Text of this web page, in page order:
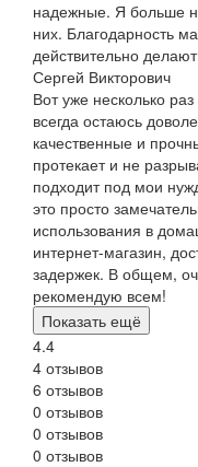
надежные. Я больше
них. Благодарность
действительно
Сергей Викторович
Вот уже несколько
всегда остаюсь
качественные и
протекает и не
подходит под мои
это просто
использования в
интернет-магазин,
задержек. В общем,
рекомендую всем!
Показать ещё
4.4
4 отзывов
6 отзывов
0 отзывов
0 отзывов
0 отзывов